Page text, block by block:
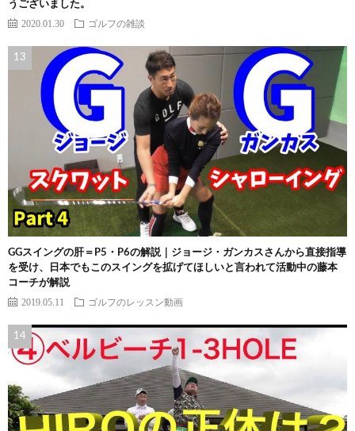
うございました。
2020.01.30 ゴルフの雑談
GGスイングの肝＝P5・P6の解説｜ジョージ・ガンカスさんから直接指導
を受け、日本でもこのスイングを拡げてほしいと言われて活動中の藤本
コーチが解説
2019.05.11 ゴルフのレッスン動画